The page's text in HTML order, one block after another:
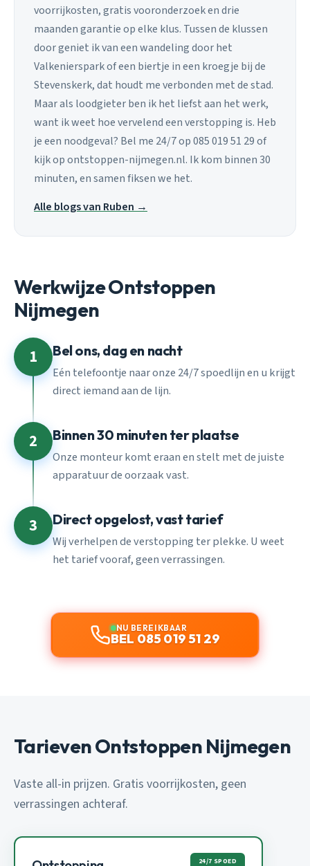
voorrijkosten, gratis vooronderzoek en drie
maanden garantie op elke klus. Tussen de klussen
door geniet ik van een wandeling door het
Valkenierspark of een biertje in een kroegje bij de
Stevenskerk, dat houdt me verbonden met de stad.
Maar als loodgieter ben ik het liefst aan het werk,
want ik weet hoe vervelend een verstopping is. Heb
je een noodgeval? Bel me 24/7 op 085 019 51 29 of
kijk op ontstoppen-nijmegen.nl. Ik kom binnen 30
minuten, en samen fiksen we het.
Alle blogs van Ruben →
Werkwijze Ontstoppen
Nijmegen
1 Bel ons, dag en nacht
Eén telefoontje naar onze 24/7 spoedlijn en u krijgt
direct iemand aan de lijn.
2 Binnen 30 minuten ter plaatse
Onze monteur komt eraan en stelt met de juiste
apparatuur de oorzaak vast.
3 Direct opgelost, vast tarief
Wij verhelpen de verstopping ter plekke. U weet
het tarief vooraf, geen verrassingen.
NU BEREIKBAAR
BEL 085 019 51 29
Tarieven Ontstoppen Nijmegen
Vaste all-in prijzen. Gratis voorrijkosten, geen
verrassingen achteraf.
24/7 SPOED